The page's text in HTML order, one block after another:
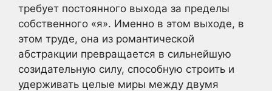
требует постоянного выхода за пределы
собственного «я». Именно в этом выходе, в
этом труде, она из романтической
абстракции превращается в сильнейшую
созидательную силу, способную строить и
удерживать целые миры между двумя